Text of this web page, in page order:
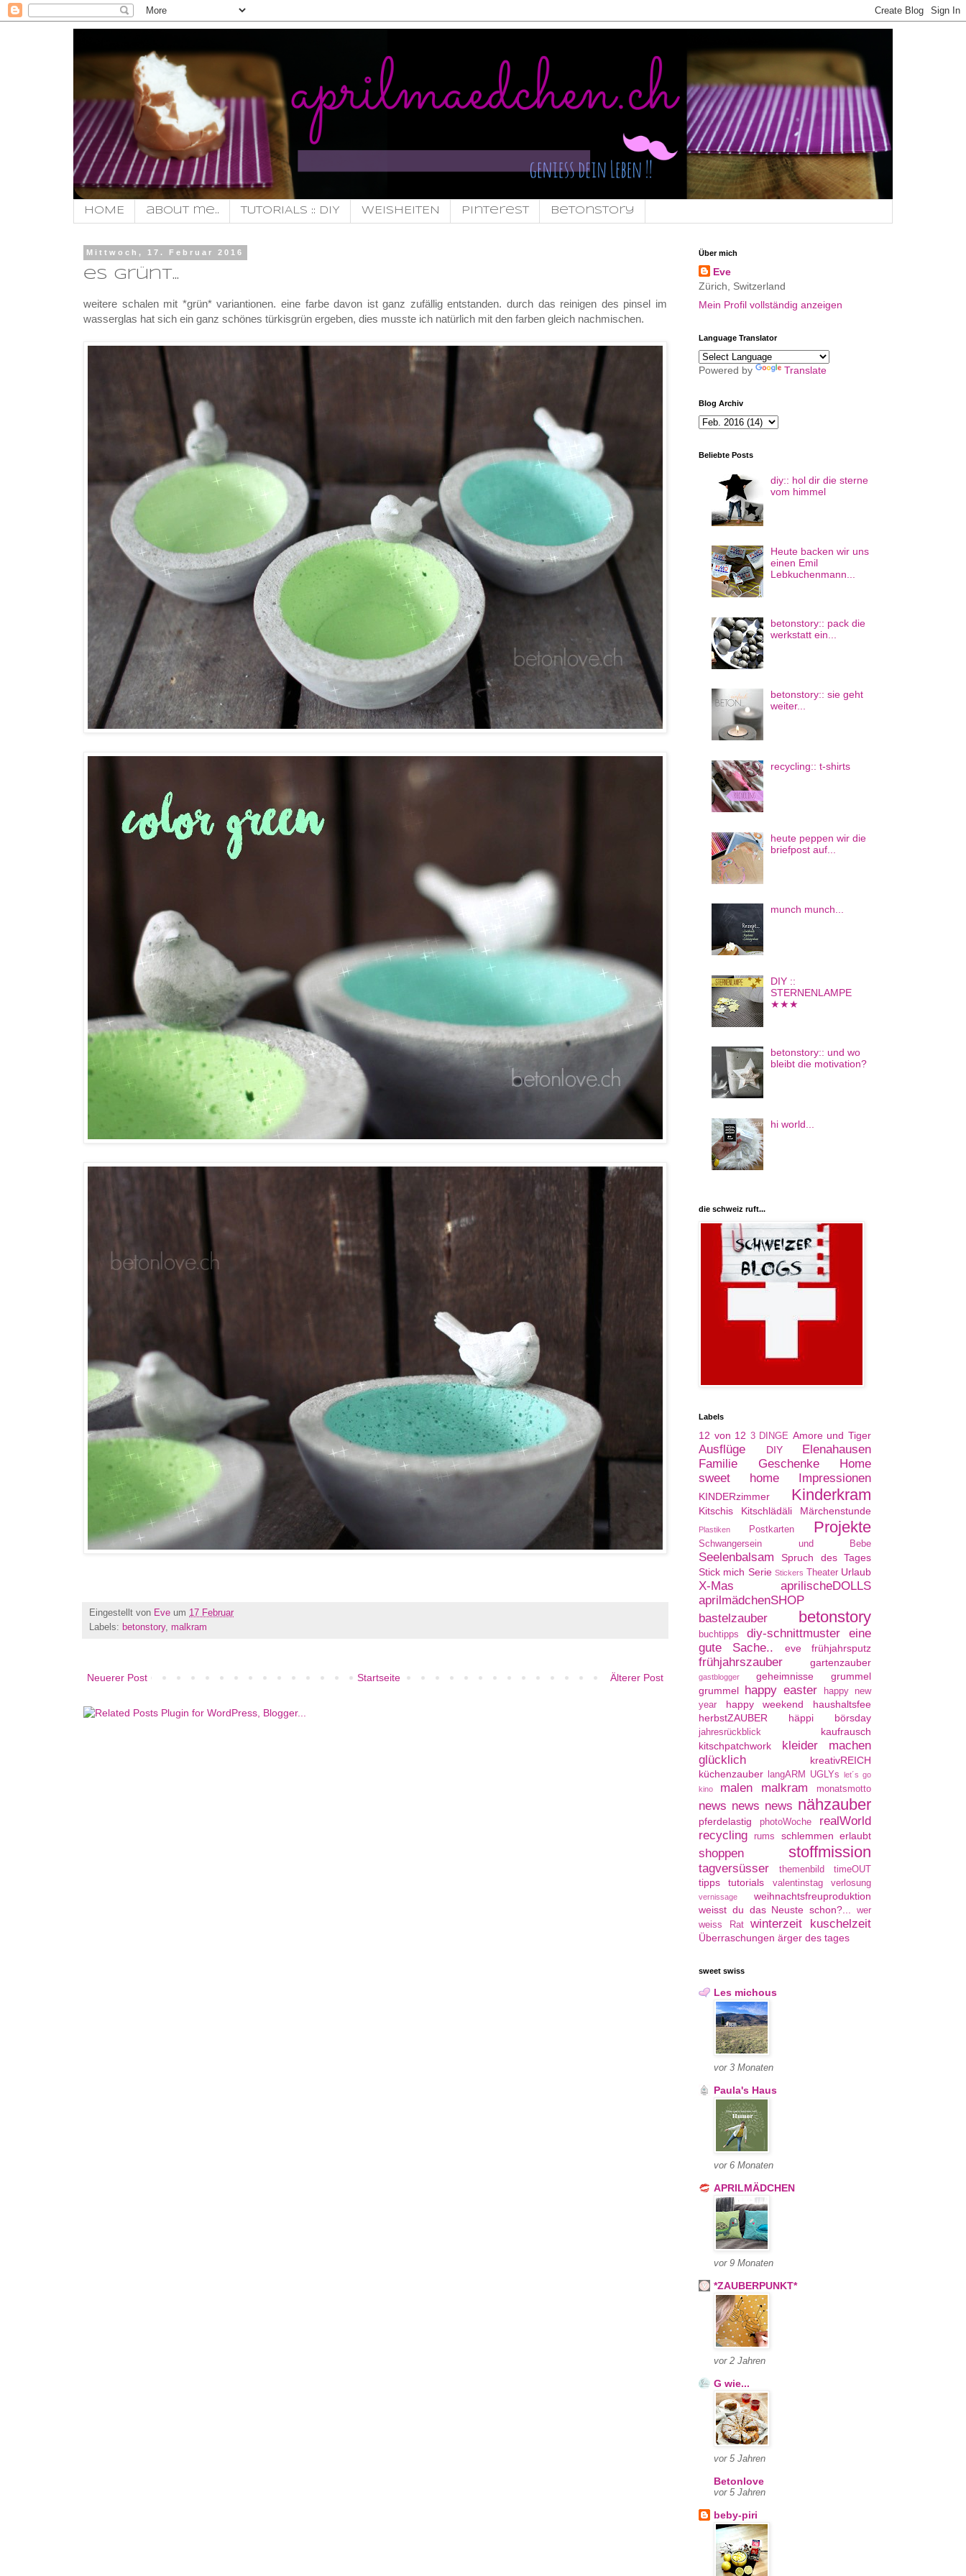
HOME about me.. TUTORIALS :: DIY WEISHEITEN pinterest Betonstory
Mittwoch, 17. Februar 2016
es grünt...
weitere schalen mit *grün* variantionen. eine farbe davon ist ganz zufällig entstanden. durch das reinigen des pinsel im
wasserglas hat sich ein ganz schönes türkisgrün ergeben, dies musste ich natürlich mit den farben gleich nachmischen.
Eingestellt von Eve um 17 Februar
Labels: betonstory, malkram
Neuerer Post Älterer Post
Startseite
Über mich
Eve
Zürich, Switzerland
Mein Profil vollständig anzeigen
Language Translator
Powered by Translate
Blog Archiv
Beliebte Posts
diy:: hol dir die sterne
vom himmel
Heute backen wir uns
einen Emil
Lebkuchenmann...
betonstory:: pack die
werkstatt ein...
betonstory:: sie geht
weiter...
recycling:: t-shirts
heute peppen wir die
briefpost auf...
munch munch...
DIY ::
STERNENLAMPE
★★★
betonstory:: und wo
bleibt die motivation?
hi world...
die schweiz ruft...
Labels
12 von 12 3 DINGE Amore und Tiger
Ausflüge DIY
Elenahausen
Familie
Geschenke
Home
sweet home
Impressionen
KINDERzimmer Kinderkram
Kitschis Kitschlädäli Märchenstunde
Plastiken Postkarten Projekte
Schwangersein und Bebe
Seelenbalsam
Spruch des Tages
Stick mich Serie Stickers Theater Urlaub
X-Mas
aprilischeDOLLS
aprilmädchenSHOP
bastelzauber
betonstory
buchtipps diy-schnittmuster
eine
gute Sache..
eve frühjahrsputz
frühjahrszauber gartenzauber
gastblogger geheimnisse
grummel
grummel happy easter
happy new
year
happy weekend
haushaltsfee
herbstZAUBER
häppi börsday
jahresrückblick
kaufrausch
kitschpatchwork
kleider machen
glücklich
kreativREICH
küchenzauber
langARM UGLYs let´s go
kino
malen malkram monatsmotto
news news news nähzauber
pferdelastig photoWoche
realWorld
recycling
rums schlemmen erlaubt
shoppen stoffmission
tagversüsser themenbild timeOUT
tipps tutorials valentinstag verlosung
vernissage
weihnachtsfreuproduktion
weisst du das Neuste schon?...
wer
weiss Rat
winterzeit kuschelzeit
Überraschungen ärger des tages
sweet swiss
Les michous
vor 3 Monaten
Paula's Haus
vor 6 Monaten
APRILMÄDCHEN
vor 9 Monaten
*ZAUBERPUNKT*
vor 2 Jahren
G wie...
vor 5 Jahren
Betonlove
vor 5 Jahren
beby-piri